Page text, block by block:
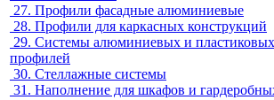
27. Профили фасадные алюминиевые
28. Профили для каркасных конструкций
29. Системы алюминиевых и пластиковых
профилей
30. Стеллажные системы
31. Наполнение для шкафов и